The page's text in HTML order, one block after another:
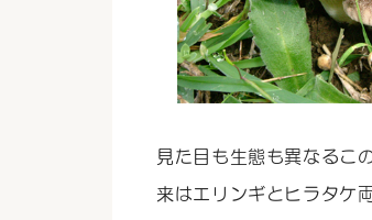
見た目も生態も異なるこ
来はエリンギとヒラタケ